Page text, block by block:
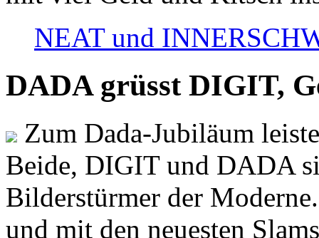
NEAT und
DADA grüsst DIGIT,
Zum Dada-Jubiläum
Beide, DIGIT und DADA
Bilderstürmer der
und mit den neuesten